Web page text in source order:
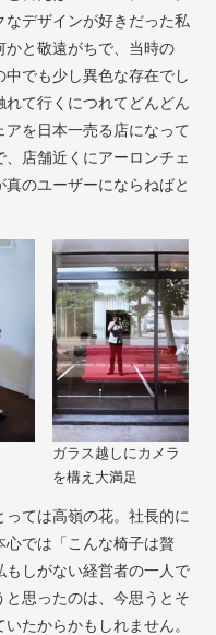
デザインが好きだった私
かと敬遠がちで、当時の
でも少し異色な存在でし
て行くにつれてどんどん
を日本一売る店になって
店舗近くにアーロンチェ
のユーザーにならねばと
ガラス越しにカメラ
を構え大満足
ては高嶺の花。社長的に
心では「こんな椅子は贅
しがない経営者の一人で
と思ったのは、今思うとそ
たからかもしれません。